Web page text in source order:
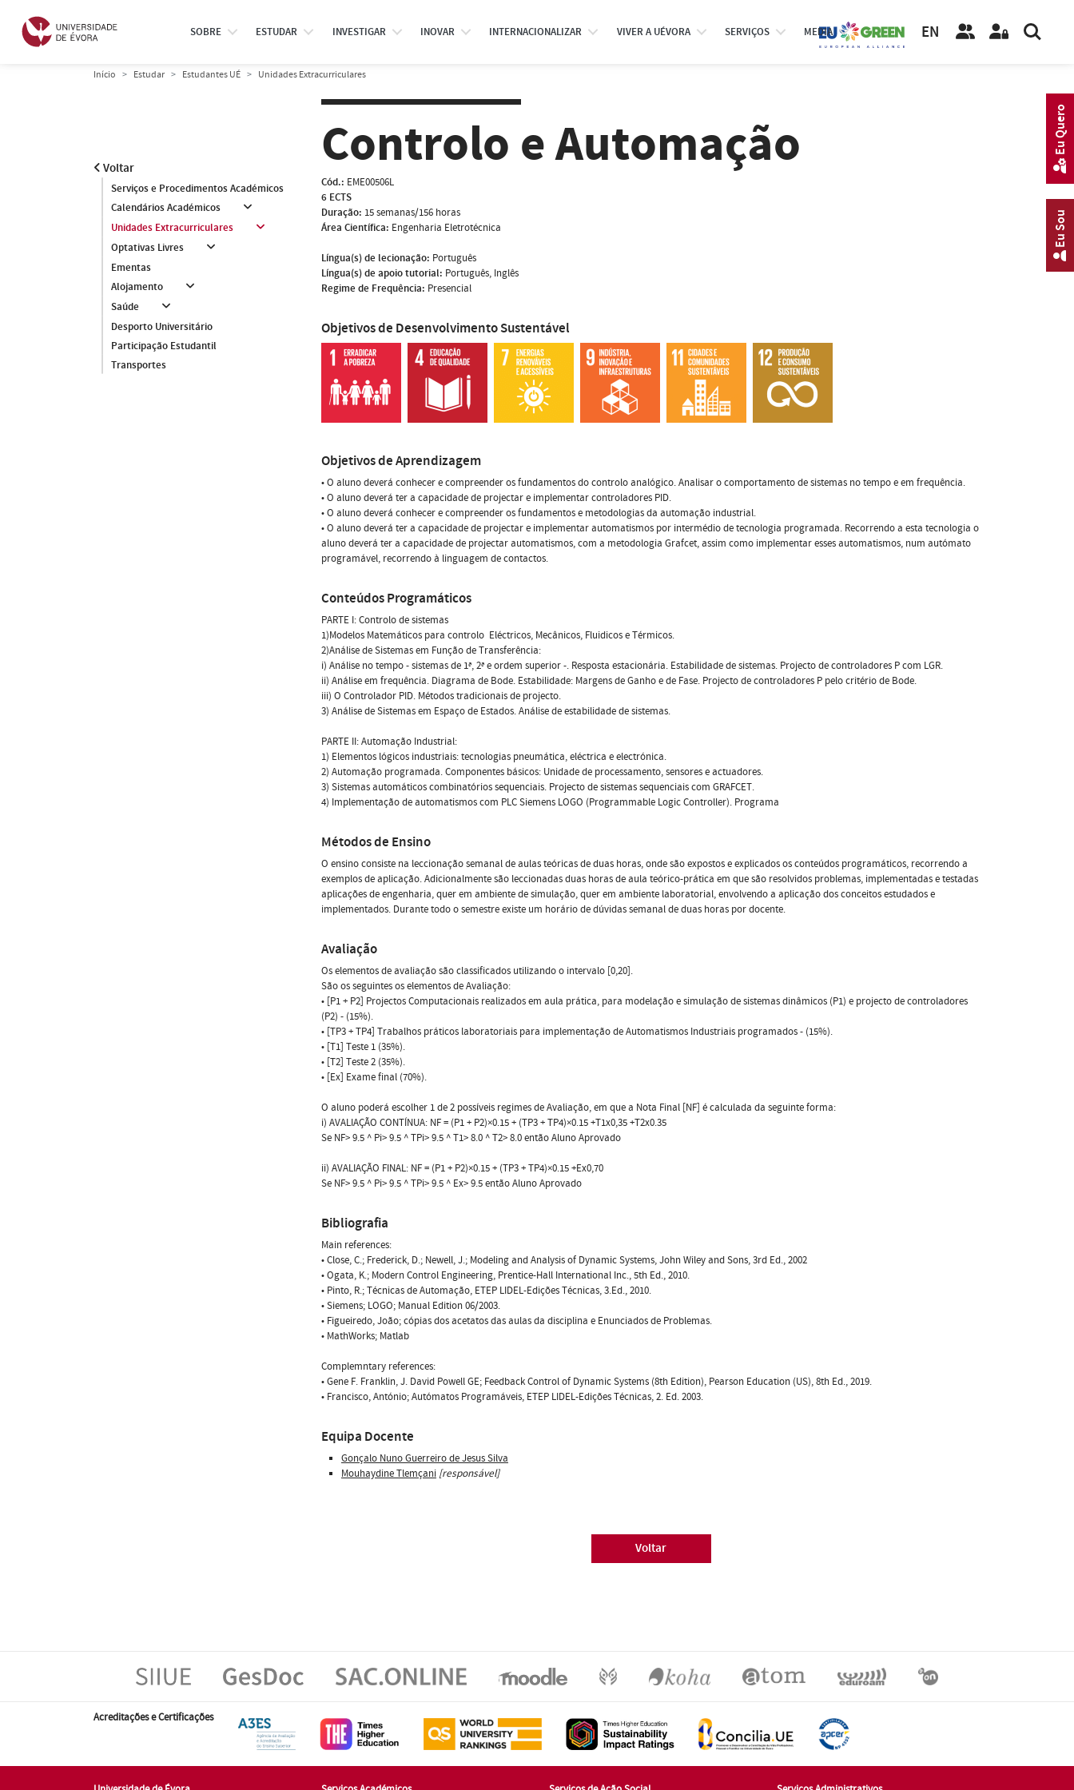
SOBRE ESTUDAR INVESTIGAR INOVAR INTERNACIONALIZAR VIVER A UÉVORA SERVIÇOS MEDIA EN
Início Estudar Estudantes UÉ Unidades Extracurriculares
Voltar
Serviços e Procedimentos Académicos
Calendários Académicos
Unidades Extracurriculares
Optativas Livres
Ementas
Alojamento
Saúde
Desporto Universitário
Participação Estudantil
Transportes
Controlo e Automação
Cód.: EME00506L
6 ECTS
Duração: 15 semanas/156 horas
Área Científica: Engenharia Eletrotécnica
Língua(s) de lecionação: Português
Língua(s) de apoio tutorial: Português, Inglês
Regime de Frequência: Presencial
Objetivos de Desenvolvimento Sustentável
Objetivos de Aprendizagem
• O aluno deverá conhecer e compreender os fundamentos do controlo analógico. Analisar o comportamento de sistemas no tempo e em frequência.
• O aluno deverá ter a capacidade de projectar e implementar controladores PID.
• O aluno deverá conhecer e compreender os fundamentos e metodologias da automação industrial.
• O aluno deverá ter a capacidade de projectar e implementar automatismos por intermédio de tecnologia programada. Recorrendo a esta tecnologia o
aluno deverá ter a capacidade de projectar automatismos, com a metodologia Grafcet, assim como implementar esses automatismos, num autómato
programável, recorrendo à linguagem de contactos.
Conteúdos Programáticos
PARTE I: Controlo de sistemas
1)Modelos Matemáticos para controlo  Eléctricos, Mecânicos, Fluidicos e Térmicos.
2)Análise de Sistemas em Função de Transferência:
i) Análise no tempo - sistemas de 1ª, 2ª e ordem superior -. Resposta estacionária. Estabilidade de sistemas. Projecto de controladores P com LGR.
ii) Análise em frequência. Diagrama de Bode. Estabilidade: Margens de Ganho e de Fase. Projecto de controladores P pelo critério de Bode.
iii) O Controlador PID. Métodos tradicionais de projecto.
3) Análise de Sistemas em Espaço de Estados. Análise de estabilidade de sistemas.
PARTE II: Automação Industrial:
1) Elementos lógicos industriais: tecnologias pneumática, eléctrica e electrónica.
2) Automação programada. Componentes básicos: Unidade de processamento, sensores e actuadores.
3) Sistemas automáticos combinatórios sequenciais. Projecto de sistemas sequenciais com GRAFCET.
4) Implementação de automatismos com PLC Siemens LOGO (Programmable Logic Controller). Programa
Métodos de Ensino
O ensino consiste na leccionação semanal de aulas teóricas de duas horas, onde são expostos e explicados os conteúdos programáticos, recorrendo a
exemplos de aplicação. Adicionalmente são leccionadas duas horas de aula teórico-prática em que são resolvidos problemas, implementadas e testadas
aplicações de engenharia, quer em ambiente de simulação, quer em ambiente laboratorial, envolvendo a aplicação dos conceitos estudados e
implementados. Durante todo o semestre existe um horário de dúvidas semanal de duas horas por docente.
Avaliação
Os elementos de avaliação são classificados utilizando o intervalo [0,20].
São os seguintes os elementos de Avaliação:
• [P1 + P2] Projectos Computacionais realizados em aula prática, para modelação e simulação de sistemas dinâmicos (P1) e projecto de controladores
(P2) - (15%).
• [TP3 + TP4] Trabalhos práticos laboratoriais para implementação de Automatismos Industriais programados - (15%).
• [T1] Teste 1 (35%).
• [T2] Teste 2 (35%).
• [Ex] Exame final (70%).
O aluno poderá escolher 1 de 2 possíveis regimes de Avaliação, em que a Nota Final [NF] é calculada da seguinte forma:
i) AVALIAÇÃO CONTÍNUA: NF = (P1 + P2)×0.15 + (TP3 + TP4)×0.15 +T1x0,35 +T2x0.35
Se NF> 9.5 ^ Pi> 9.5 ^ TPi> 9.5 ^ T1> 8.0 ^ T2> 8.0 então Aluno Aprovado
ii) AVALIAÇÃO FINAL: NF = (P1 + P2)×0.15 + (TP3 + TP4)×0.15 +Ex0,70
Se NF> 9.5 ^ Pi> 9.5 ^ TPi> 9.5 ^ Ex> 9.5 então Aluno Aprovado
Bibliografia
Main references:
• Close, C.; Frederick, D.; Newell, J.; Modeling and Analysis of Dynamic Systems, John Wiley and Sons, 3rd Ed., 2002
• Ogata, K.; Modern Control Engineering, Prentice-Hall International Inc., 5th Ed., 2010.
• Pinto, R.; Técnicas de Automação, ETEP LIDEL-Edições Técnicas, 3.Ed., 2010.
• Siemens; LOGO; Manual Edition 06/2003.
• Figueiredo, João; cópias dos acetatos das aulas da disciplina e Enunciados de Problemas.
• MathWorks; Matlab
Complemntary references:
• Gene F. Franklin, J. David Powell GE; Feedback Control of Dynamic Systems (8th Edition), Pearson Education (US), 8th Ed., 2019.
• Francisco, António; Autómatos Programáveis, ETEP LIDEL-Edições Técnicas, 2. Ed. 2003.
Equipa Docente
Gonçalo Nuno Guerreiro de Jesus Silva
Mouhaydine Tlemçani [responsável]
Voltar
Acreditações e Certificações
Eu Sou
Eu Quero